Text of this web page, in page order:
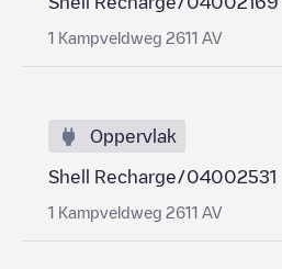
1 Kampveldweg 2611 AV
Oppervlak
Shell Recharge/04002531
1 Kampveldweg 2611 AV